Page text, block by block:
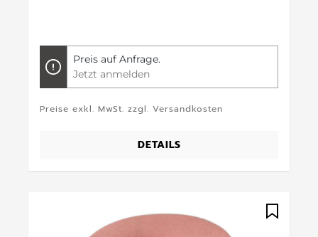
Preis auf Anfrage.
Jetzt anmelden
Preise exkl. MwSt. zzgl. Versandkosten
DETAILS